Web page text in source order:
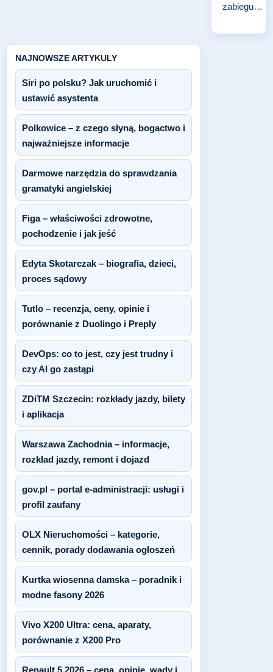
zabiegu…
NAJNOWSZE ARTYKULY
Siri po polsku? Jak uruchomić i
ustawić asystenta
Polkowice – z czego słyną, bogactwo i
najważniejsze informacje
Darmowe narzędzia do sprawdzania
gramatyki angielskiej
Figa – właściwości zdrowotne,
pochodzenie i jak jeść
Edyta Skotarczak – biografia, dzieci,
proces sądowy
Tutlo – recenzja, ceny, opinie i
porównanie z Duolingo i Preply
DevOps: co to jest, czy jest trudny i
czy AI go zastąpi
ZDiTM Szczecin: rozkłady jazdy, bilety
i aplikacja
Warszawa Zachodnia – informacje,
rozkład jazdy, remont i dojazd
gov.pl – portal e-administracji: usługi i
profil zaufany
OLX Nieruchomości – kategorie,
cennik, porady dodawania ogłoszeń
Kurtka wiosenna damska – poradnik i
modne fasony 2026
Vivo X200 Ultra: cena, aparaty,
porównanie z X200 Pro
Renault 5 2026 – cena, opinie, wady i